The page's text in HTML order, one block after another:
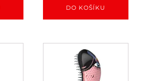
DO KOŠÍKU